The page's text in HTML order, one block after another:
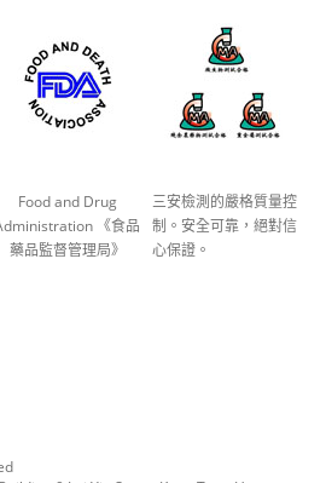
Food and Drug
《食品
藥品監督管理局》
三安檢測的嚴格質量控
制。安全可靠，絕對信
心保證。